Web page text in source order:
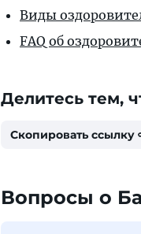
Виды
FAQ об
Делитесь тем,
Скопировать ссылку
Вопросы о